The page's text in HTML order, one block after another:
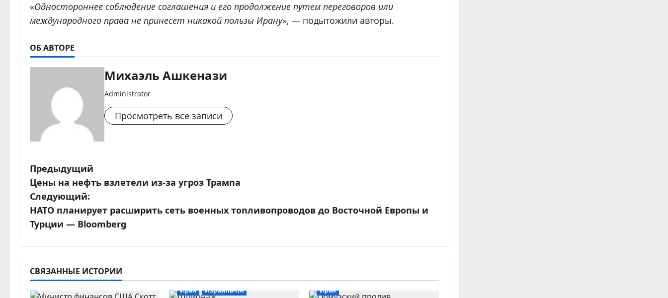
«Одностороннее соблюдение соглашения и его продолжение путем переговоров или
международного права не принесет никакой пользы Ирану», — подытожили авторы.
ОБ АВТОРЕ
Михаэль Ашкенази
Administrator
Просмотреть все записи
Н
а
в
и
а
Предыдущий
Цены на нефть взлетели из-за угроз Трампа
Следующий:
НАТО планирует расширить сеть военных топливопроводов до Восточной Европы и
Турции — Bloomberg
СВЯЗАННЫЕ ИСТОРИИ
Иран Израиль-ПА Иран